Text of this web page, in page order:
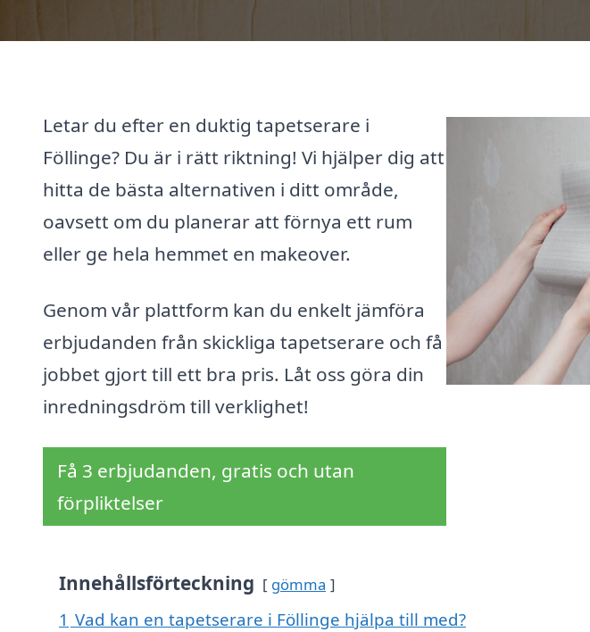
Letar du efter en duktig tapetserare i
Föllinge? Du är i rätt riktning! Vi hjälper dig att
hitta de bästa alternativen i ditt område,
oavsett om du planerar att förnya ett rum
eller ge hela hemmet en makeover.
Genom vår plattform kan du enkelt jämföra
erbjudanden från skickliga tapetserare och få
jobbet gjort till ett bra pris. Låt oss göra din
inredningsdröm till verklighet!
Få 3 erbjudanden, gratis och utan
förpliktelser
Innehållsförteckning gömma
1 Vad kan en tapetserare i Föllinge hjälpa till med?